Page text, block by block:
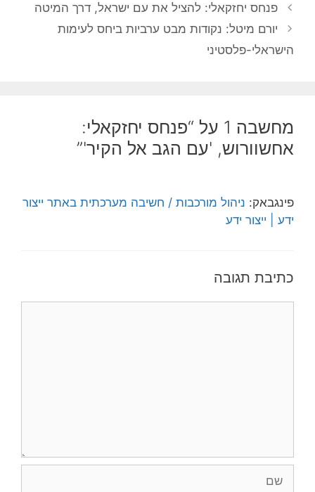
פנחס יחזקאלי: להציל את עם ישראל, דרך המיטה
יורם מיטל: נקודות מבט ערביות ביחס לעימות
הישראלי-פלסטיני
מחשבה 1 על “פנחס יחזקאלי:
אחשוורוש, 'עם הגב אל הקיר'”
פינגבאק: ניהול מורכבות / חשיבה מערכתית באתר ייצור
ידע | ייצור ידע
כתיבת תגובה